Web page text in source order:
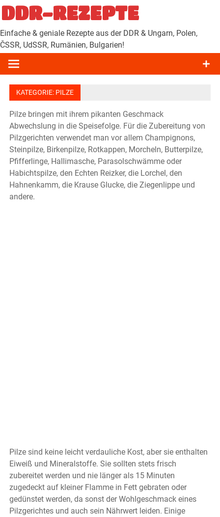
Zum
Inhalt
springen
DDR-REZEPTE
Einfache & geniale Rezepte aus der DDR & Ungarn, Polen,
ČSSR, UdSSR, Rumänien, Bulgarien!
KATEGORIE: PILZE
Pilze bringen mit ihrem pikanten Geschmack
Abwechslung in die Speisefolge. Für die Zubereitung von
Pilzgerichten verwendet man vor allem Champignons,
Steinpilze, Birkenpilze, Rotkappen, Morcheln, Butterpilze,
Pfifferlinge, Hallimasche, Parasolschwämme oder
Habichtspilze, den Echten Reizker, die Lorchel, den
Hahnenkamm, die Krause Glucke, die Ziegenlippe und
andere.
Pilze sind keine leicht verdauliche Kost, aber sie enthalten
Eiweiß und Mineralstoffe. Sie sollten stets frisch
zubereitet werden und nie länger als 15 Minuten
zugedeckt auf kleiner Flamme in Fett gebraten oder
gedünstet werden, da sonst der Wohlgeschmack eines
Pilzgerichtes und auch sein Nährwert leiden. Einige